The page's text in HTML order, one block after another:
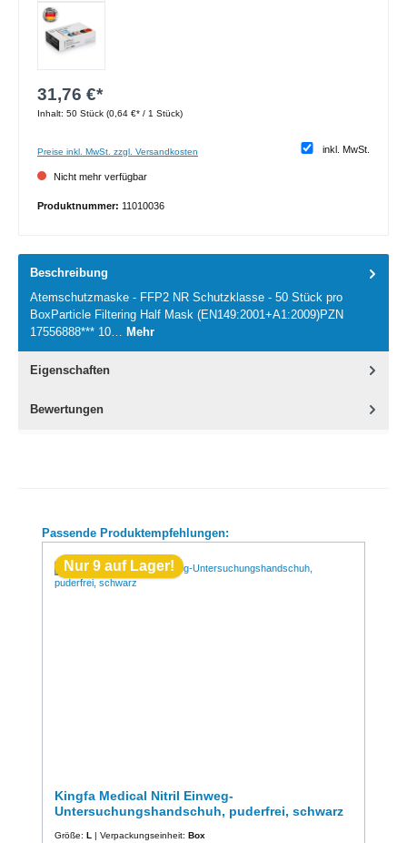
31,76 €*
Inhalt: 50 Stück (0,64 €* / 1 Stück)
inkl. MwSt.
Preise inkl. MwSt. zzgl. Versandkosten
Nicht mehr verfügbar
Produktnummer: 11010036
Beschreibung
Atemschutzmaske - FFP2 NR Schutzklasse - 50 Stück pro
BoxParticle Filtering Half Mask (EN149:2001+A1:2009)PZN
17556888*** 10…
Mehr
Eigenschaften
Bewertungen
Produktgalerie überspringen
Passende Produktempfehlungen:
Nur 9 auf Lager!
Kingfa Medical Nitril Einweg-
Untersuchungshandschuh, puderfrei, schwarz
Größe: L | Verpackungseinheit: Box